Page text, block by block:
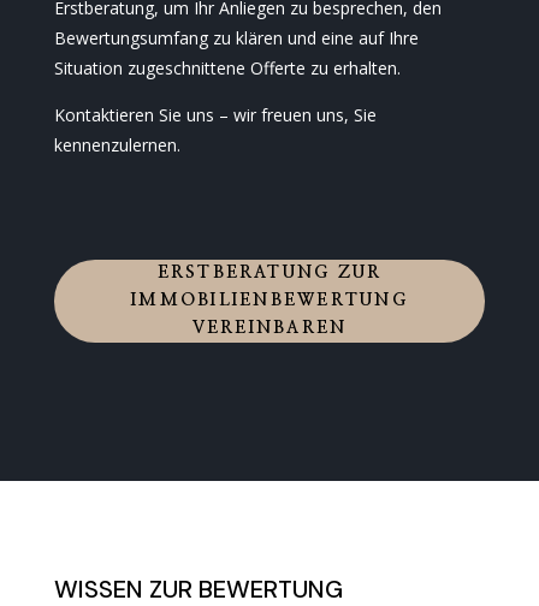
Erstberatung, um Ihr Anliegen zu besprechen, den
Bewertungsumfang zu klären und eine auf Ihre
Situation zugeschnittene Offerte zu erhalten.
Kontaktieren Sie uns – wir freuen uns, Sie
kennenzulernen.
ERSTBERATUNG ZUR
IMMOBILIENBEWERTUNG
VEREINBAREN
WISSEN ZUR BEWERTUNG